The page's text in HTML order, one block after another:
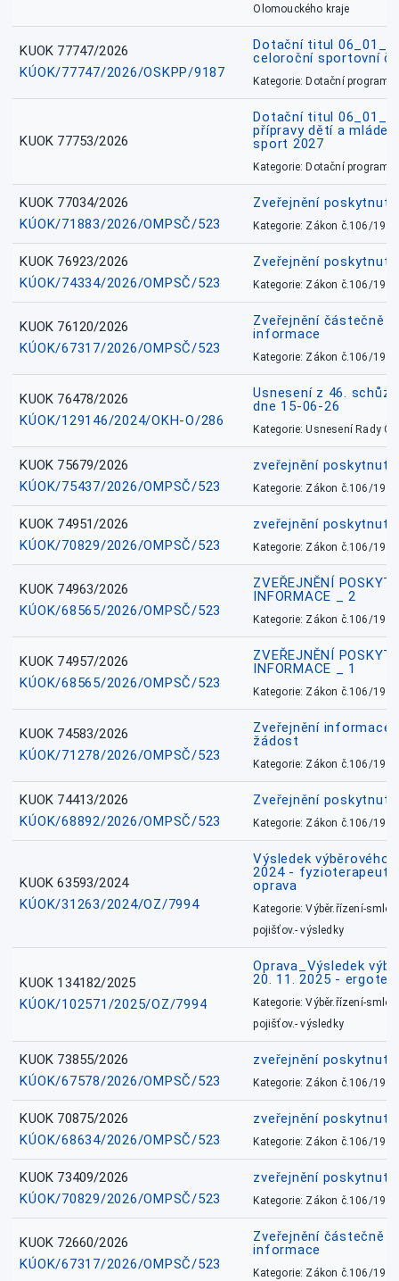
Olomouckého kraje
KUOK 77747/2026
KÚOK/77747/2026/OSKPP/9187
Dotační titul
celoroční sportovní
Kategorie: Dotační
KUOK 77753/2026
Dotační titul
přípravy dětí a
sport 2027
Kategorie: Dotační
KUOK 77034/2026
KÚOK/71883/2026/OMPSČ/523
Zveřejnění
Kategorie: Zákon č.106/1999
KUOK 76923/2026
KÚOK/74334/2026/OMPSČ/523
Zveřejnění
Kategorie: Zákon č.106/1999
KUOK 76120/2026
KÚOK/67317/2026/OMPSČ/523
Zveřejnění částečně
informace
Kategorie: Zákon č.106/1999
KUOK 76478/2026
KÚOK/129146/2024/OKH-O/286
Usnesení z 46.
dne 15-06-26
Kategorie: Usnesení Rady
KUOK 75679/2026
KÚOK/75437/2026/OMPSČ/523
zveřejnění
Kategorie: Zákon č.106/1999
KUOK 74951/2026
KÚOK/70829/2026/OMPSČ/523
zveřejnění
Kategorie: Zákon č.106/1999
KUOK 74963/2026
KÚOK/68565/2026/OMPSČ/523
ZVEŘEJNĚNÍ
INFORMACE _ 2
Kategorie: Zákon č.106/1999
KUOK 74957/2026
KÚOK/68565/2026/OMPSČ/523
ZVEŘEJNĚNÍ
INFORMACE _ 1
Kategorie: Zákon č.106/1999
KUOK 74583/2026
KÚOK/71278/2026/OMPSČ/523
Zveřejnění informace
žádost
Kategorie: Zákon č.106/1999
KUOK 74413/2026
KÚOK/68892/2026/OMPSČ/523
Zveřejnění
Kategorie: Zákon č.106/1999
KUOK 63593/2024
KÚOK/31263/2024/OZ/7994
Výsledek výběrového
2024 - fyzioterapeut,
oprava
Kategorie: Výběr.řízení-
pojišťov.- výsledky
KUOK 134182/2025
KÚOK/102571/2025/OZ/7994
Oprava_Výsledek
20. 11. 2025 -
Kategorie: Výběr.řízení-
pojišťov.- výsledky
KUOK 73855/2026
KÚOK/67578/2026/OMPSČ/523
zveřejnění
Kategorie: Zákon č.106/1999
KUOK 70875/2026
KÚOK/68634/2026/OMPSČ/523
zveřejnění
Kategorie: Zákon č.106/1999
KUOK 73409/2026
KÚOK/70829/2026/OMPSČ/523
zveřejnění
Kategorie: Zákon č.106/1999
KUOK 72660/2026
KÚOK/67317/2026/OMPSČ/523
Zveřejnění částečně
informace
Kategorie: Zákon č.106/1999